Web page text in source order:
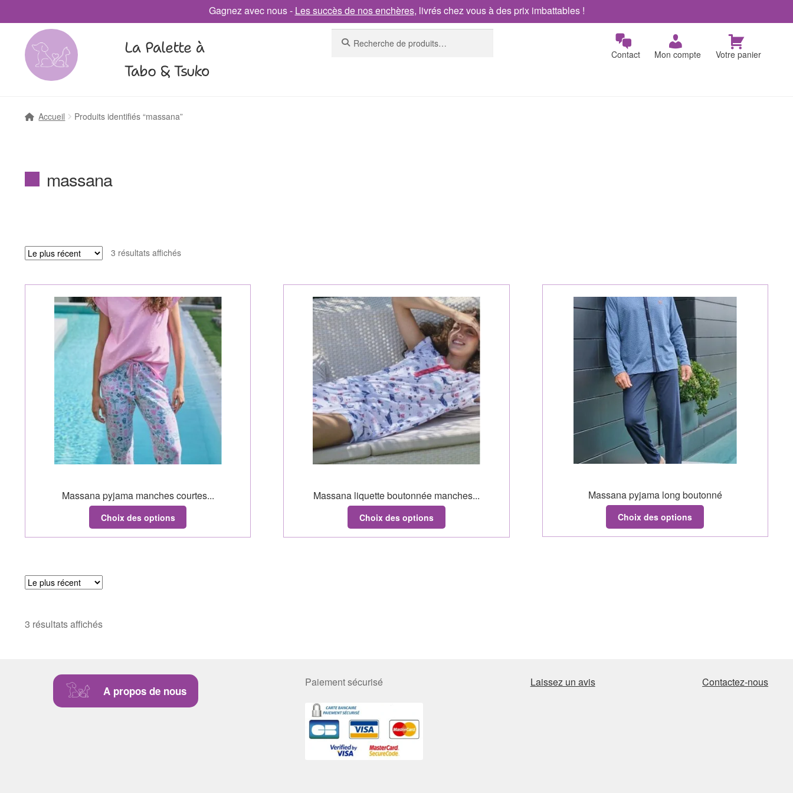
Gagnez avec nous - Les succès de nos enchères, livrés chez vous à des prix imbattables !
La Palette à
Tabo & Tsuko
Contact
Mon compte Votre panier
Accueil Produits identifiés “massana”
massana
3 résultats affichés
Massana pyjama manches courtes...
Choix des options
Massana liquette boutonnée manches...
Choix des options
Massana pyjama long boutonné
Choix des options
3 résultats affichés
A propos de nous
Paiement sécurisé Laissez un avis Contactez-nous